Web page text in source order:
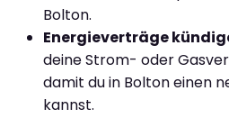
Bolton.
Energieverträge
deine Strom- oder
damit du in Bolton einen
kannst.